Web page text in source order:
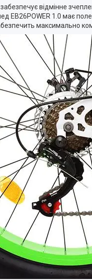
відмінне
EB26POWER 1.0 має
максимально